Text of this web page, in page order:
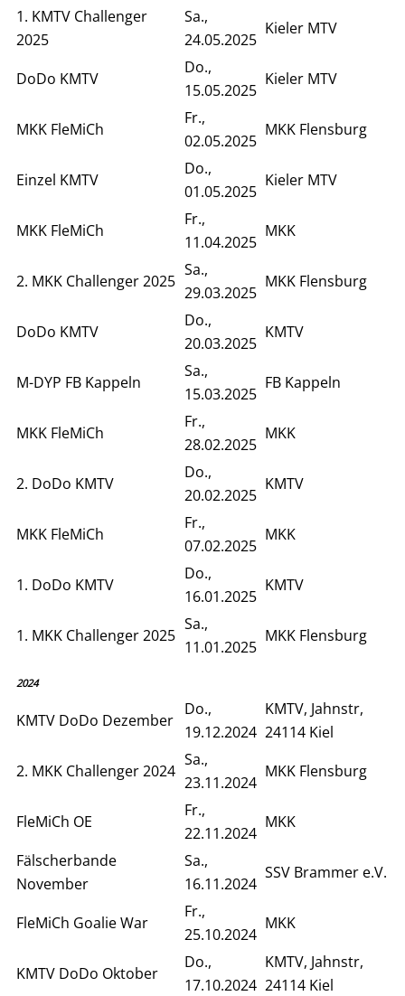
1. KMTV Challenger
2025
Sa.,
24.05.2025
Kieler MTV
DoDo KMTV
Do.,
15.05.2025
Kieler MTV
MKK FleMiCh
Fr.,
02.05.2025
MKK Flensburg
Einzel KMTV
Do.,
01.05.2025
Kieler MTV
MKK FleMiCh
Fr.,
11.04.2025
MKK
2. MKK Challenger 2025
Sa.,
29.03.2025
MKK Flensburg
DoDo KMTV
Do.,
20.03.2025
KMTV
M-DYP FB Kappeln
Sa.,
15.03.2025
FB Kappeln
MKK FleMiCh
Fr.,
28.02.2025
MKK
2. DoDo KMTV
Do.,
20.02.2025
KMTV
MKK FleMiCh
Fr.,
07.02.2025
MKK
1. DoDo KMTV
Do.,
16.01.2025
KMTV
1. MKK Challenger 2025
Sa.,
11.01.2025
MKK Flensburg
2024
KMTV DoDo Dezember
Do.,
19.12.2024
KMTV, Jahnstr,
24114 Kiel
2. MKK Challenger 2024
Sa.,
23.11.2024
MKK Flensburg
FleMiCh OE
Fr.,
22.11.2024
MKK
Fälscherbande
November
Sa.,
16.11.2024
SSV Brammer e.V.
FleMiCh Goalie War
Fr.,
25.10.2024
MKK
KMTV DoDo Oktober
Do.,
17.10.2024
KMTV, Jahnstr,
24114 Kiel